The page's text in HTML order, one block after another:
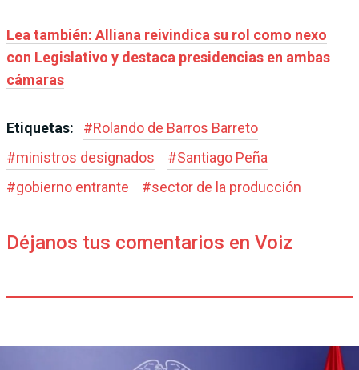
Lea también: Alliana reivindica su rol como nexo
con Legislativo y destaca presidencias en ambas
cámaras
Etiquetas: #Rolando de Barros Barreto
#ministros designados #Santiago Peña
#gobierno entrante #sector de la producción
Déjanos tus comentarios en Voiz